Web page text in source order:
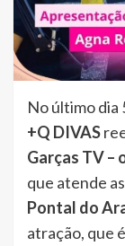
No último dia
+Q DIVAS
Garças TV –
que atende
Pontal do
atração, que